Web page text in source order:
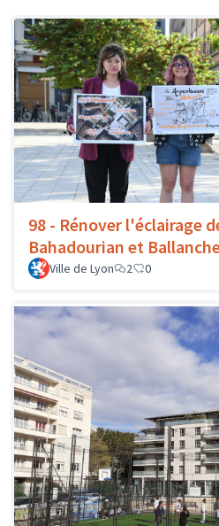
98 - Rénover l'éclairage
Bahadourian et
Ville de Lyon 2 0